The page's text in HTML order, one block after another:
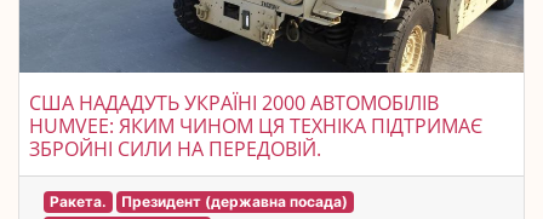
США НАДАДУТЬ УКРАЇНІ 2000 АВТОМОБІЛІВ
HUMVEE: ЯКИМ ЧИНОМ ЦЯ ТЕХНІКА ПІДТРИМАЄ
ЗБРОЙНІ СИЛИ НА ПЕРЕДОВІЙ.
Ракета.
Президент (державна посада)